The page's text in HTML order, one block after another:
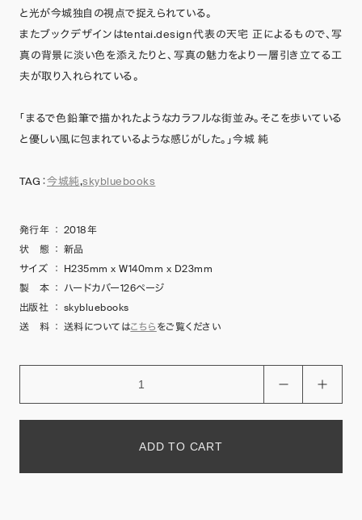
と光が今城独自の視点で捉えられている。
またブックデザインはtentai.design代表の天宅 正によるもので、写
真の背景に淡い色を添えたりと、写真の魅力をより一層引き立てる工
夫が取り入れられている。
「まるで色鉛筆で描かれたようなカラフルな街並み。そこを歩いている
と優しい風に包まれているような感じがした。」今城 純
TAG：今城純,skybluebooks
発行年 ： 2018年
状 態 ： 新品
サイズ
： H235mm x W140mm x D23mm
製 本 ： ハードカバー126ページ
出版社 ： skybluebooks
送 料 ： 送料についてはこちらをご覧ください
ADD TO CART